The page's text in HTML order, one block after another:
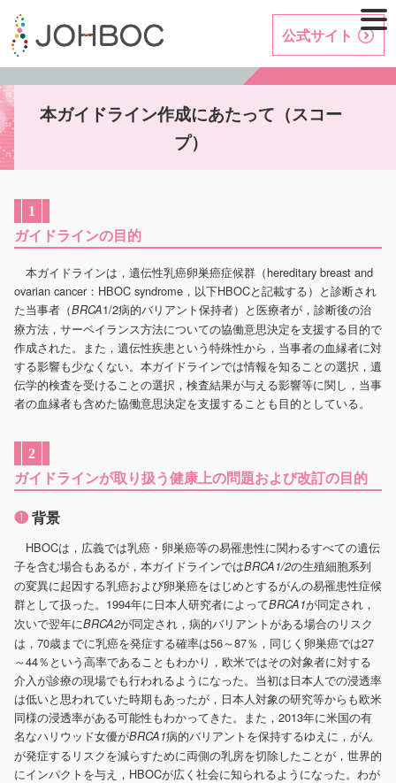
公式サイト
本ガイドライン作成にあたって （スコー
プ）
1
ガイドラインの目的
本ガイドラインは，遺伝性乳癌卵巣癌症候群（hereditary breast and
ovarian cancer：HBOC syndrome，以下HBOCと記載する）と診断され
た当事者（BRCA1/2病的バリアント保持者）と医療者が，診断後の治
療方法，サーベイランス方法についての協働意思決定を支援する目的で
作成された。また，遺伝性疾患という特殊性から，当事者の血縁者に対
する影響も少なくない。本ガイドラインでは情報を知ることの選択，遺
伝学的検査を受けることの選択，検査結果が与える影響等に関し，当事
者の血縁者も含めた協働意思決定を支援することも目的としている。
2
ガイドラインが取り扱う健康上の問題および改訂の目的
❶背景
HBOCは，広義では乳癌・卵巣癌等の易罹患性に関わるすべての遺伝
子を含む場合もあるが，本ガイドラインではBRCA1/2の生殖細胞系列
の変異に起因する乳癌および卵巣癌をはじめとするがんの易罹患性症候
群として扱った。1994年に日本人研究者によってBRCA1が同定され，
次いで翌年にBRCA2が同定され，病的バリアントがある場合のリスク
は，70歳までに乳癌を発症する確率は56～87％，同じく卵巣癌では27
～44％という高率であることもわかり，欧米ではその対象者に対する
介入が診療の現場でも行われるようになった。当初は日本人での浸透率
は低いと思われていた時期もあったが，日本人対象の研究等からも欧米
同様の浸透率がある可能性もわかってきた。また，2013年に米国の有
名なハリウッド女優がBRCA1病的バリアントを保持するゆえに，がん
が発症するリスクを減らすために両側の乳房を切除したことが，世界的
にインパクトを与え，HBOCが広く社会に知られるようになった。わが